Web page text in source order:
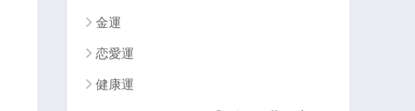
金運
恋愛運
健康運